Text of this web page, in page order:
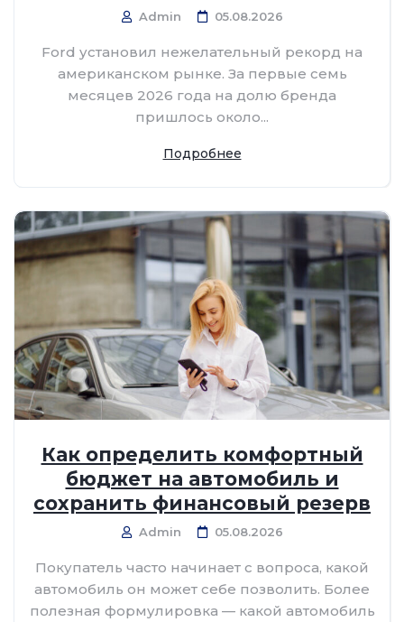
Admin 05.08.2026
Ford установил нежелательный рекорд на
американском рынке. За первые семь
месяцев 2026 года на долю бренда
пришлось около...
Подробнее
Как определить комфортный
бюджет на автомобиль и
сохранить финансовый резерв
Admin 05.08.2026
Покупатель часто начинает с вопроса, какой
автомобиль он может себе позволить. Более
полезная формулировка — какой автомобиль